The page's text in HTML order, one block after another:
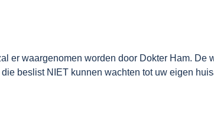
er waargenomen worden door Dokter Ham. De
beslist NIET kunnen wachten tot uw eigen